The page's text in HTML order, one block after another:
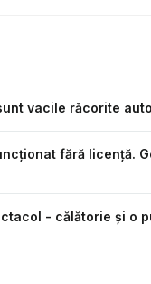
vacile răcorite
fără licență.
- călătorie și o